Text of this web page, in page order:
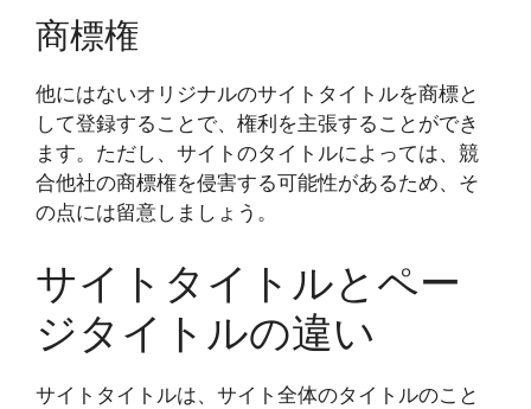
商標権
他にはないオリジナルのサイトタイトルを商標と
して登録することで、権利を主張することができ
ます。ただし、サイトのタイトルによっては、競
合他社の商標権を侵害する可能性があるため、そ
の点には留意しましょう。
サイトタイトルとペー
ジタイトルの違い
サイトタイトルは、サイト全体のタイトルのこと